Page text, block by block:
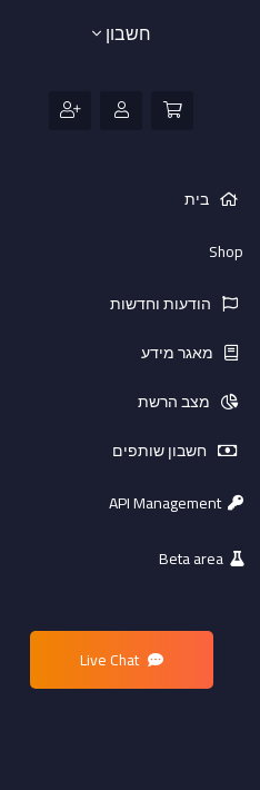
חשבון
בית
Shop
הודעות וחדשות
מאגר מידע
מצב הרשת
חשבון שותפים
API Management
Live Chat